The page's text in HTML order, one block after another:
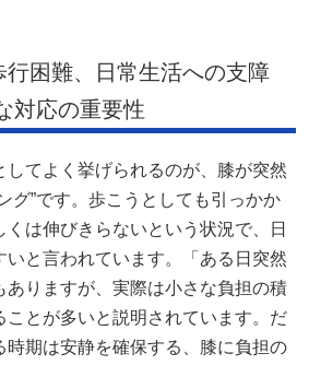
行困難、日常生活への支障
対応の重要性
してよく挙げられるのが、膝が突然
グ”です。歩こうとしても引っかか
くは伸びきらないという状況で、日
いと言われています。「ある日突然
ありますが、実際は小さな負担の積
ことが多いと説明されています。だ
時期は安静を確保する、膝に負担の